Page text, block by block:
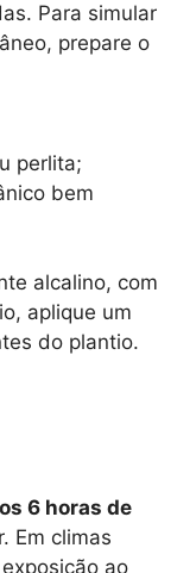
Para simular
prepare o
perlita;
bem
alcalino, com
aplique um
do plantio.
6 horas de
Em climas
ao